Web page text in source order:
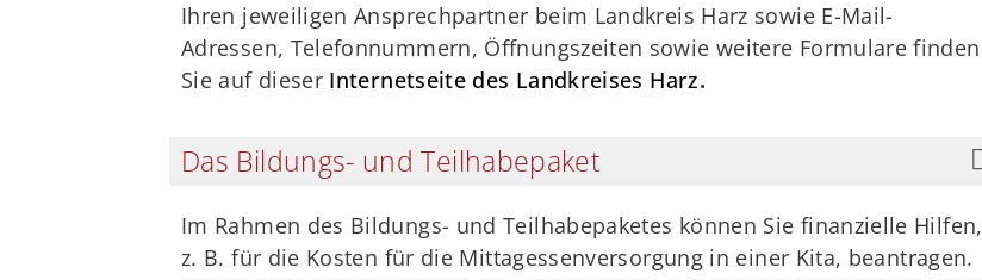
Ihren jeweiligen Ansprechpartner beim Landkreis Harz sowie E-Mail-
Adressen, Telefonnummern, Öffnungszeiten sowie weitere Formulare finden
Sie auf dieser Internetseite des Landkreises Harz.
Das Bildungs- und Teilhabepaket
Im Rahmen des Bildungs- und Teilhabepaketes können Sie finanzielle Hilfen,
z. B. für die Kosten für die Mittagessenversorgung in einer Kita, beantragen.